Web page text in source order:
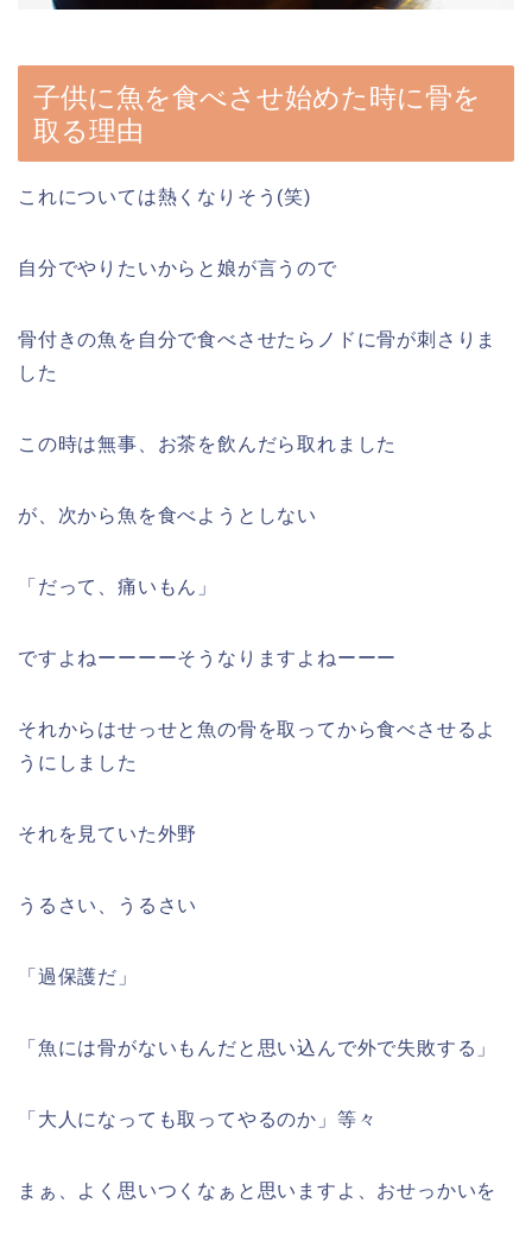
子供に魚を食べさせ始めた時に骨を
取る理由
これについては熱くなりそう(笑)
自分でやりたいからと娘が言うので
骨付きの魚を自分で食べさせたらノドに骨が刺さりま
した
この時は無事、お茶を飲んだら取れました
が、次から魚を食べようとしない
「だって、痛いもん」
ですよねーーーーそうなりますよねーーー
それからはせっせと魚の骨を取ってから食べさせるよ
うにしました
それを見ていた外野
うるさい、うるさい
「 過保護だ 」
「 魚には骨がないもんだと思い込んで外で失敗する 」
「 大人になっても取ってやるのか 」等々
まぁ、よく思いつくなぁと思いますよ、おせっかいを